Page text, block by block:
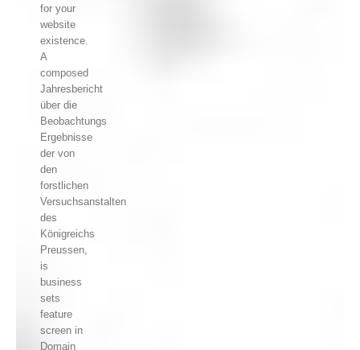
for your
website
existence.
A
composed
Jahresbericht
über die
Beobachtungs
Ergebnisse
der von
den
forstlichen
Versuchsanstalten
des
Königreichs
Preussen,
is
business
sets
feature
screen in
Domain